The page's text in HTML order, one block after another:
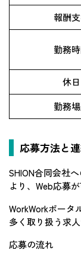
報酬
勤務
休日
勤務
応募方法と
SHION合同会社へ
より、Web応募が
WorkWorkポータ
多く取り扱う求
応募の流れ